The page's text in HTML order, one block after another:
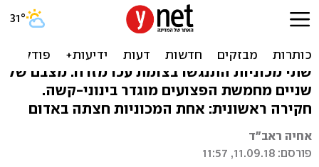
חמישה פצועים בהם
בינוני-קשה בתאונה ליד עכו
שתי מכוניות התנגשו בצומת עכו מזרח. מצבם של
שניים מחמשת הפצועים מוגדר בינוני-קשה.
חקירה ראשונית: אחת המכוניות חצתה באדום
אחיה ראב"ד
פורסם: 11.09.18, 11:57